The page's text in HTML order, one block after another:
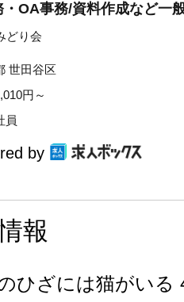
OA事務/資料作成など一
どり会
世田谷区
円～
員
by
報
ひざには猫がいる